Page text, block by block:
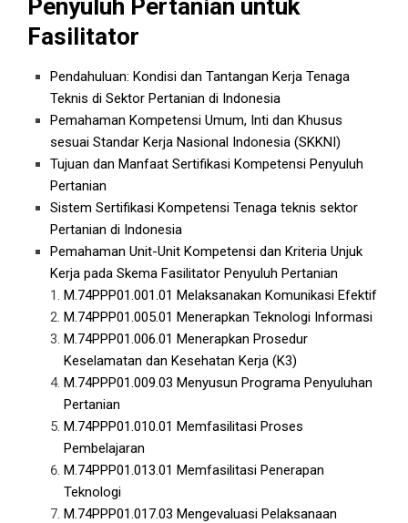
Penyuluh Pertanian untuk
Fasilitator
Pendahuluan: Kondisi dan Tantangan Kerja Tenaga
Teknis di Sektor Pertanian di Indonesia
Pemahaman Kompetensi Umum, Inti dan Khusus
sesuai Standar Kerja Nasional Indonesia (SKKNI)
Tujuan dan Manfaat Sertifikasi Kompetensi Penyuluh
Pertanian
Sistem Sertifikasi Kompetensi Tenaga teknis sektor
Pertanian di Indonesia
Pemahaman Unit-Unit Kompetensi dan Kriteria Unjuk
Kerja pada Skema Fasilitator Penyuluh Pertanian
M.74PPP01.001.01 Melaksanakan Komunikasi Efektif
M.74PPP01.005.01 Menerapkan Teknologi Informasi
M.74PPP01.006.01 Menerapkan Prosedur
Keselamatan dan Kesehatan Kerja (K3)
M.74PPP01.009.03 Menyusun Programa Penyuluhan
Pertanian
M.74PPP01.010.01 Memfasilitasi Proses
Pembelajaran
M.74PPP01.013.01 Memfasilitasi Penerapan
Teknologi
M.74PPP01.017.03 Mengevaluasi Pelaksanaan